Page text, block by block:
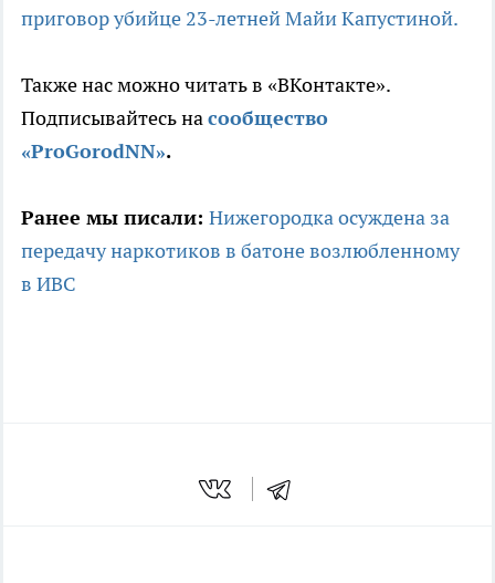
приговор убийце 23-летней Майи Капустиной.
Также нас можно читать в «ВКонтакте».
Подписывайтесь насообщество
«ProGorodNN».
Ранее мы писали: Нижегородка осуждена за
передачу наркотиков в батоне возлюбленному
в ИВС